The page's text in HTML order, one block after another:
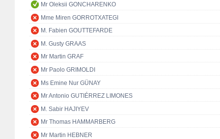
Mr Oleksii GONCHARENKO
Mme Miren GORROTXATEGI
M. Fabien GOUTTEFARDE
M. Gusty GRAAS
Mr Martin GRAF
Mr Paolo GRIMOLDI
Ms Emine Nur GÜNAY
Mr Antonio GUTIÉRREZ LIMONES
M. Sabir HAJIYEV
Mr Thomas HAMMARBERG
Mr Martin HEBNER